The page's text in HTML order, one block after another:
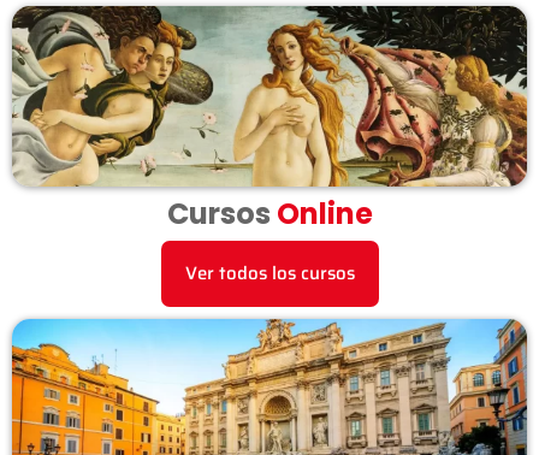
Cursos Online
Ver todos los cursos